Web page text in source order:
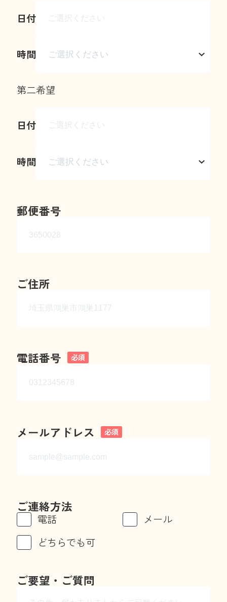
日付
時間
第二希望
日付
時間
郵便番号
ご住所
電話番号 必須
メールアドレス 必須
ご連絡方法
電話
メール
どちらでも可
ご要望・ご質問